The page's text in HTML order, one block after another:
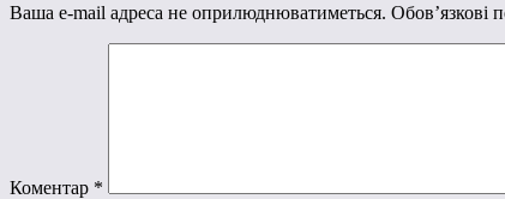
Ваша e-mail адреса не оприлюднюватиметься. Обов’язкові
Коментар *